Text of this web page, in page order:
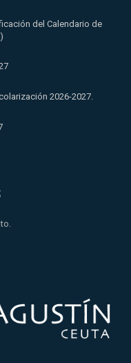
del Calendario de
2026-2027.